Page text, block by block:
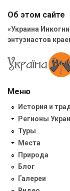
Об этом сайте
«Украина
энтузиастов
Меню
История и
Регионы
Туры
Места
Природа
Блог
Галереи